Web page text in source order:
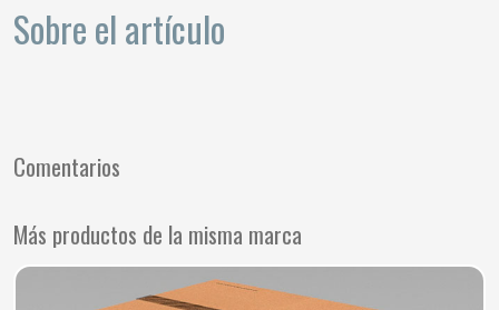
Sobre el artículo
Comentarios
Más productos de la misma marca